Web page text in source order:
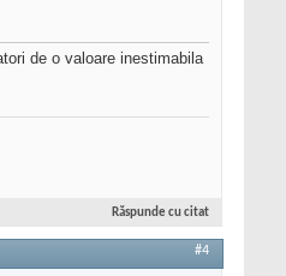
de o valoare inestimabila
Răspunde cu citat
#4